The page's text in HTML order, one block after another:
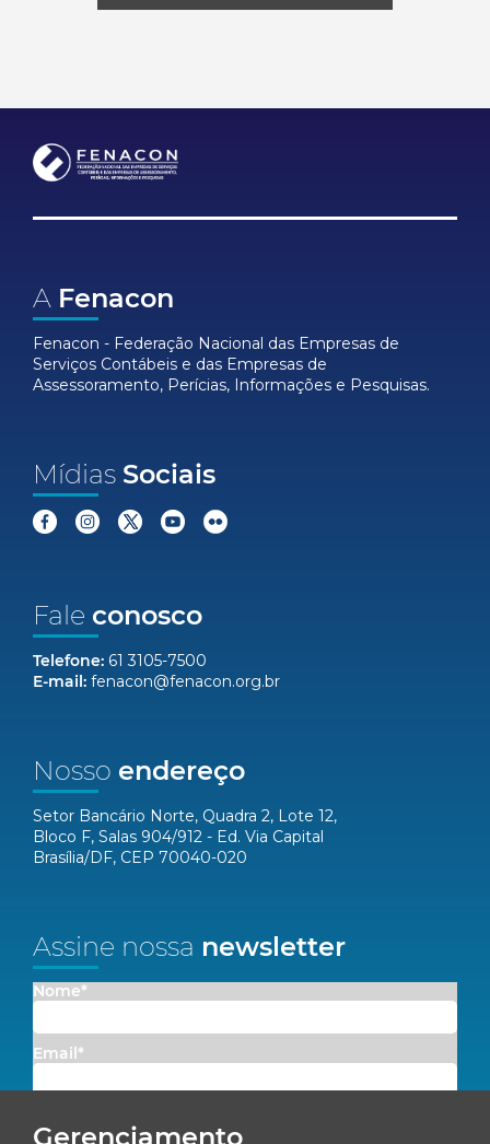
Gerenciamento
A Fenacon
Fenacon - Federação Nacional das Empresas de
Serviços Contábeis e das Empresas de
Assessoramento, Perícias, Informações e Pesquisas.
Mídias Sociais
Fale conosco
Telefone: 61 3105-7500
E-mail: fenacon@fenacon.org.br
Nosso endereço
Setor Bancário Norte, Quadra 2, Lote 12,
Bloco F, Salas 904/912 - Ed. Via Capital
Brasília/DF, CEP 70040-020
Assine nossa newsletter
Nome*
Email*